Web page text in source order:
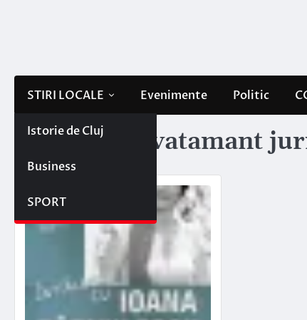
STIRI LOCALE
Istorie de Cluj
Business
SPORT
Evenimente Politic
Etichetă: invatamant